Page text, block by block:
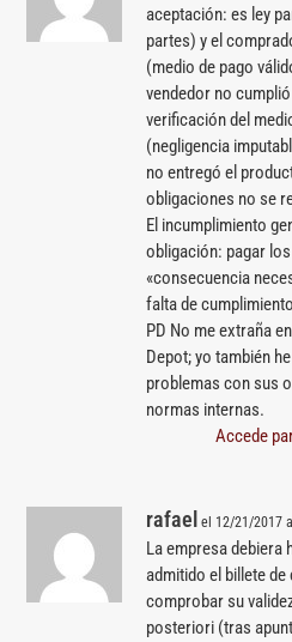
aceptación: es ley
partes) y el
(medio de pago
vendedor no
verificación del
(negligencia
no entregó el
obligaciones no se
El incumplimiento
obligación: pagar
«consecuencia
falta de
PD No me extraña
Depot; yo también
problemas con sus
normas internas.
Accede
rafael el 12/21/2017
La empresa debiera
admitido el billete de
comprobar su
posteriori (tras